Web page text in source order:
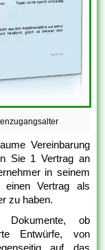
Vereinbarung
Sie 1 Vertrag an
in seinem
Vertrag als
zu haben.
ob
Entwürfe, von
auf das